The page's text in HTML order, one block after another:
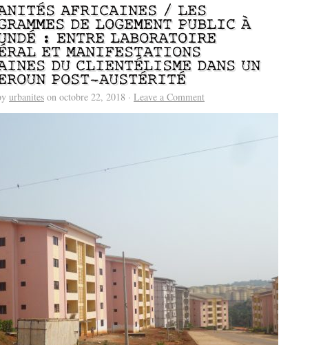
AFRICAINES / LES
DE LOGEMENT PUBLIC À
: ENTRE LABORATOIRE
ET MANIFESTATIONS
DU CLIENTÉLISME DANS UN
POST-AUSTÉRITÉ
urbanites on octobre 22, 2018 · Leave a Comment